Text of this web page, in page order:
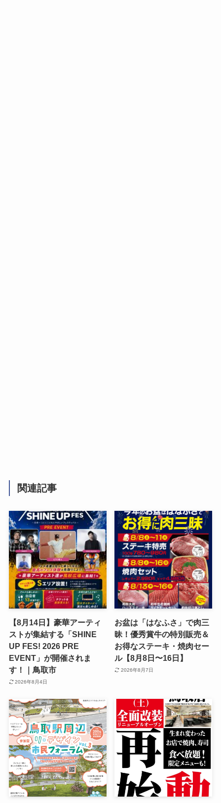
関連記事
【8月14日】豪華アーティ
ストが集結する「SHINE
UP FES! 2026 PRE
EVENT」が開催されま
す！｜鳥取市
2026年8月4日
お盆は「はなふさ」で肉三
昧！優秀賞牛の特別販売＆
お得なステーキ・焼肉セー
ル【8月8日〜16日】
2026年8月7日